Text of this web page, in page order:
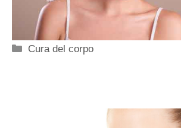
Categorie
Cura del corpo